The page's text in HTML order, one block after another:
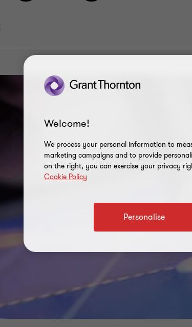
Welcome!
We process your personal information to
marketing campaigns and to provide
on the right, you can exercise your privacy
Cookie Policy
Personalise